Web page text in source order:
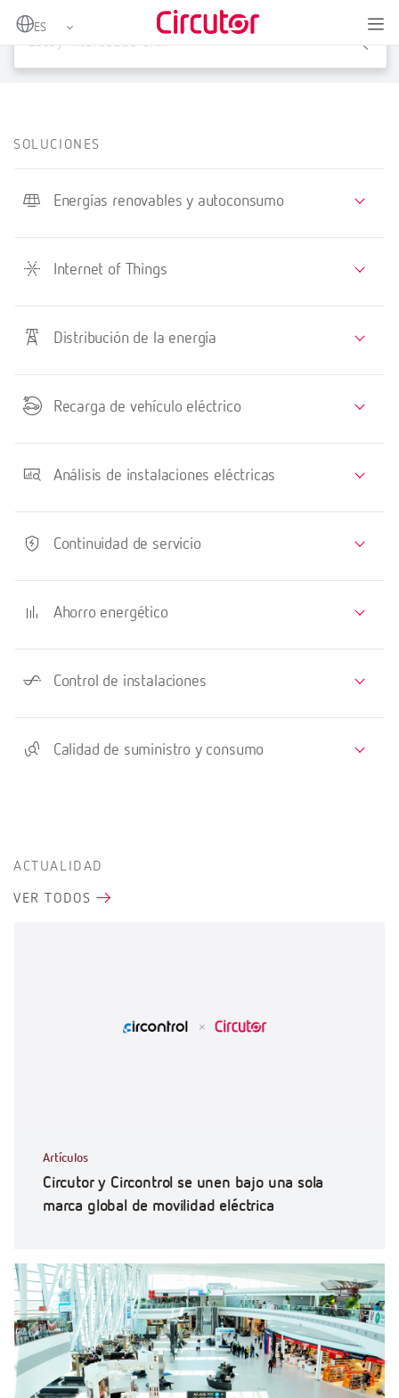
SOLUCIONES
Energías renovables y autoconsumo
Internet of Things
Distribución de la energía
Recarga de vehículo eléctrico
Análisis de instalaciones eléctricas
Continuidad de servicio
Ahorro energético
Control de instalaciones
Calidad de suministro y consumo
ACTUALIDAD
VER TODOS
Artículos
Circutor y Circontrol se unen bajo una sola
marca global de movilidad eléctrica